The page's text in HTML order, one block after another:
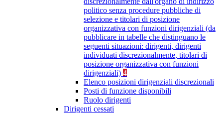
politico senza procedure pubbliche di
selezione e titolari di posizione
organizzativa con funzioni dirigenziali (da
pubblicare in tabelle che distinguano le
seguenti situazioni: dirigenti, dirigenti
individuati discrezionalmente, titolari di
posizione organizzativa con funzioni
dirigenziali) 4
Elenco posizioni dirigenziali discrezionali
Posti di funzione disponibili
Ruolo dirigenti
Dirigenti cessati